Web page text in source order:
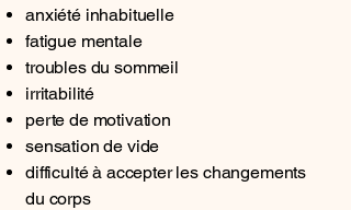
anxiété inhabituelle
fatigue mentale
troubles du sommeil
irritabilité
perte de motivation
sensation de vide
difficulté à accepter les changements
du corps